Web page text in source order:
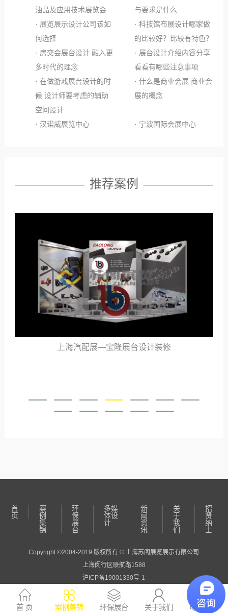
油品及应用技术展览会
与要求是什么
· 展览展示设计公司该如
何选择
· 科技馆布展设计哪家做
的比较好？比较有特色？
· 房交会展台设计 融入更
多时代的理念
· 展台设计介绍内容分享
看看有哪些注意事项
· 在做游戏展台设计的时
候 设计师要考虑的辅助
空间设计
· 什么是商业会展 商业会
展的概念
· 汉诺威展览中心 · 宁波国际会展中心
推荐案例
会议室
首
页
案
例
集
锦
环
保
展
台
多媒
体设
计
新
闻
资
讯
关
于
我
们
招
贤
纳
士
Copyright ©2004-2019 版权所有 © 上海苏阁展览展示有限公司
上海闵行区联航路1588
沪ICP备19001330号-1
首 页 案例集锦 环保展台 关于我们 电话咨询